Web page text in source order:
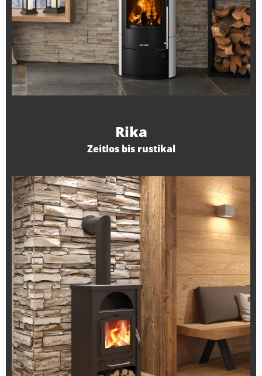
Rika
Zeitlos bis rustikal